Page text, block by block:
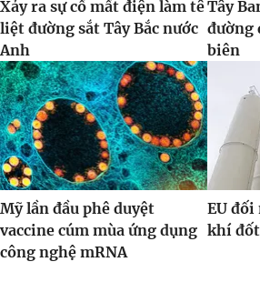
Xảy ra sự cố mất điện làm tê
liệt đường sắt Tây Bắc nước
Anh
Tây
đường
biên
Mỹ lần đầu phê duyệt
vaccine cúm mùa ứng dụng
công nghệ mRNA
EU
khí